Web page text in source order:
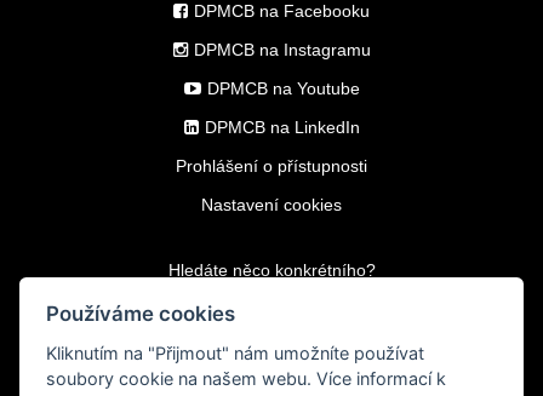
DPMCB na Facebooku
DPMCB na Instagramu
DPMCB na Youtube
DPMCB na LinkedIn
Prohlášení o přístupnosti
Nastavení cookies
Hledáte něco konkrétního?
Používáme cookies
Kliknutím na "Přijmout" nám umožníte používat
soubory cookie na našem webu. Více informací k